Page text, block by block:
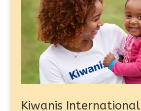
Kiwanis International